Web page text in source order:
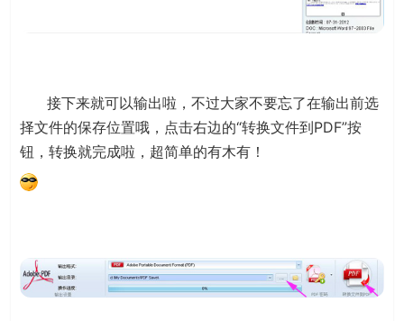
接下来就可以输出啦，不过大家不要忘了在输出前选
择文件的保存位置哦，点击右边的“转换文件到PDF”按
钮，转换就完成啦，超简单的有木有！